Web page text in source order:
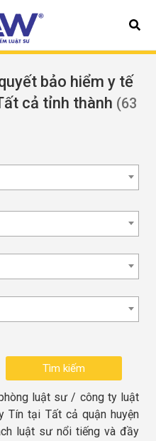
bảo hiểm y tế
cả tỉnh thành (63
luật sư / công ty luật
Tín tại Tất cả quận huyện
luật sư nổi tiếng và đầy